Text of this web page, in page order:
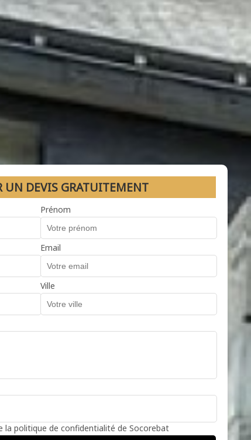
UN DEVIS GRATUITEMENT
Prénom
Email
Ville
la politique de confidentialité de Socorebat